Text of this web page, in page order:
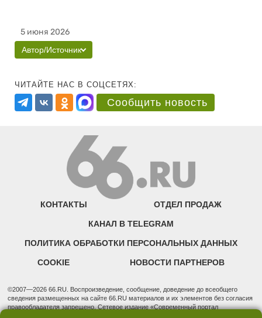
5 июня 2026
Автор/Источник
ЧИТАЙТЕ НАС В СОЦСЕТЯХ:
Сообщить новость
КОНТАКТЫ ОТДЕЛ ПРОДАЖ
КАНАЛ В TELEGRAM
ПОЛИТИКА ОБРАБОТКИ ПЕРСОНАЛЬНЫХ ДАННЫХ
COOKIE НОВОСТИ ПАРТНЕРОВ
©2007—2026 66.RU. Воспроизведение, сообщение, доведение до всеобщего
сведения размещенных на сайте 66.RU материалов и их элементов без согласия
правообладателя запрещено. Сетевое издание «Современный портал